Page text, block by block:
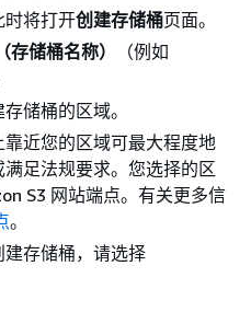
时将打开创建存储桶页面。
储桶名称） （例如
储桶的区域。
近您的区域可最大程度地
足法规要求。您选择的区
S3 网站端点。有关更多信
。
存储桶，请选择